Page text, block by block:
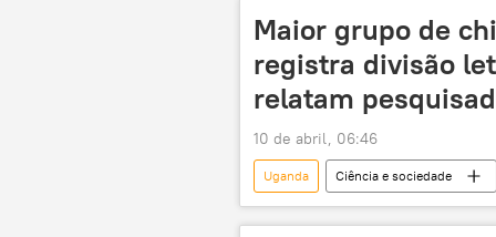
Maior grupo de
registra divisão
relatam
10 de abril, 06:46
Uganda Ciência e sociedade
Ásia e Oceania
Tanzânia